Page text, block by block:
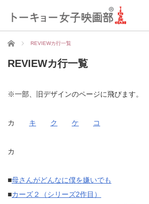
ホーム REVIEWカ行一覧
REVIEWカ行一覧
※一部、旧デザインのページに飛びます。
カ キ ク ケ コ
カ
■母さんがどんなに僕を嫌いでも
■カーズ２（シリーズ2作目）